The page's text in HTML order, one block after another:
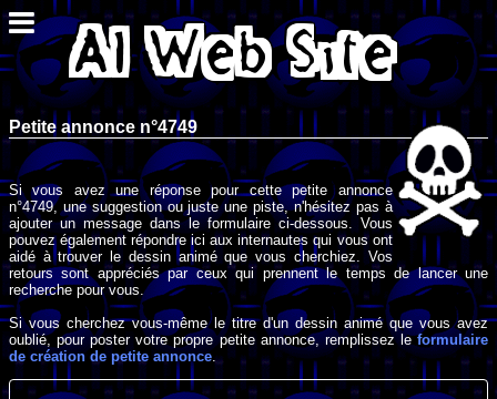
Petite annonce n°4749
Si vous avez une réponse pour cette petite annonce
n°4749, une suggestion ou juste une piste, n'hésitez pas à
ajouter un message dans le formulaire ci-dessous. Vous
pouvez également répondre ici aux internautes qui vous ont
aidé à trouver le dessin animé que vous cherchiez. Vos
retours sont appréciés par ceux qui prennent le temps de lancer une
recherche pour vous.
Si vous cherchez vous-même le titre d'un dessin animé que vous avez
oublié, pour poster votre propre petite annonce, remplissez leformulaire
de création de petite annonce .